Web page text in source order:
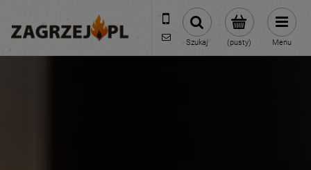
600 373 809
sklep@zagrzej.pl
(pusty)
Szukaj Menu